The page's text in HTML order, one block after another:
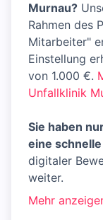
Murnau?
Rahmen des
Mitarbeiter"
Einstellung
von 1.000 €.
Unfallklinik
Sie haben
eine
digitaler
weiter.
Mehr